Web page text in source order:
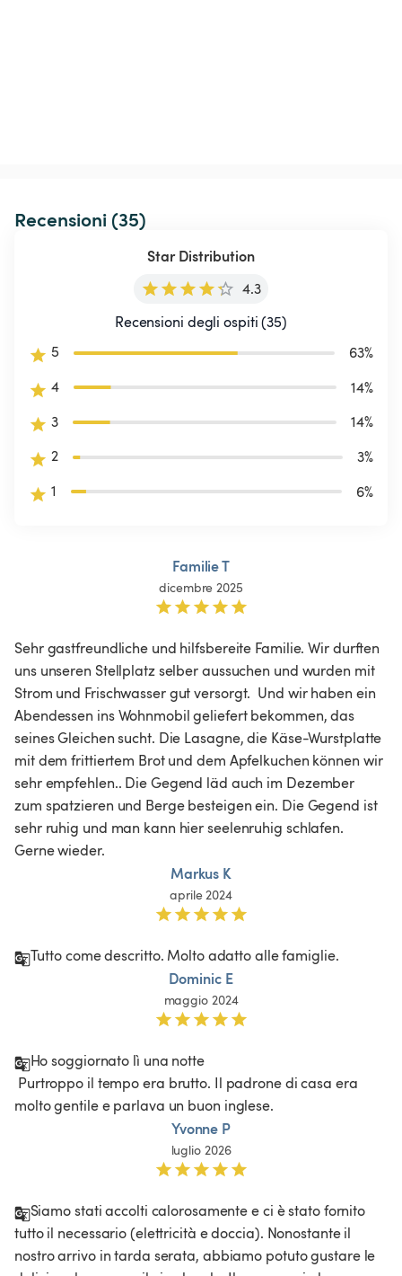
Recensioni (35)
Star Distribution
4.3
Recensioni degli ospiti (35)
5
63%
4
14%
3
14%
2
3%
1
6%
Familie T
dicembre 2025
Sehr gastfreundliche und hilfsbereite Familie. Wir durften
uns unseren Stellplatz selber aussuchen und wurden mit
Strom und Frischwasser gut versorgt.  Und wir haben ein
Abendessen ins Wohnmobil geliefert bekommen, das
seines Gleichen sucht. Die Lasagne, die Käse-Wurstplatte
mit dem frittiertem Brot und dem Apfelkuchen können wir
sehr empfehlen.. Die Gegend läd auch im Dezember
zum spatzieren und Berge besteigen ein. Die Gegend ist
sehr ruhig und man kann hier seelenruhig schlafen.
Gerne wieder.
Markus K
aprile 2024
Tutto come descritto. Molto adatto alle famiglie.
Dominic E
maggio 2024
Ho soggiornato lì una notte
molto gentile e parlava un buon inglese.
Yvonne P
luglio 2026
Siamo stati accolti calorosamente e ci è stato fornito
tutto il necessario (elettricità e doccia). Nonostante il
nostro arrivo in tarda serata, abbiamo potuto gustare le